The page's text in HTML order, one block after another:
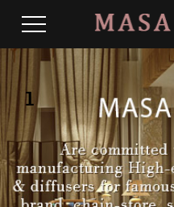
1